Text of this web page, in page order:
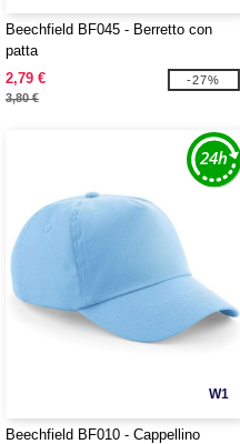
Beechfield BF045 - Berretto con
patta
2,79 €
3,80 €
-27%
W1
Beechfield BF010 - Cappellino